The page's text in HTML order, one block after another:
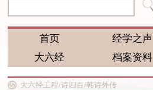
首页 经学之声
大六经
档案资料
大六经工程/诗四百/韩诗外传